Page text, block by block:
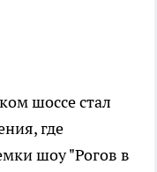
шоссе стал
где
шоу "Рогов в